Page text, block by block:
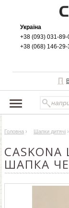
Україна
+38 (093) 031-89-
+38 (068) 146-29-
ПРО БРЕНД
ДОСТАВКА І
ОПТОВИМ
Головна › Шапки дитячі ›
CASKONA
ШАПКА